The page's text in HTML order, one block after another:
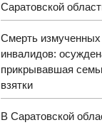
Саратовской
Смерть измученных
инвалидов:
прикрывавшая
взятки
В Саратовской